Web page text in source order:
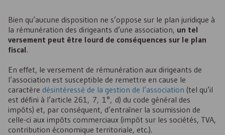
Bien qu’aucune disposition ne s’oppose sur le plan juridique à
la rémunération des dirigeants d’une association, un tel
versement peut être lourd de conséquences sur le plan
fiscal.
En effet, le versement de rémunération aux dirigeants de
l’association est susceptible de remettre en cause le
caractère désintéressé de la gestion de l’association (tel qu’il
est défini à l’article 261, 7, 1°, d) du code général des
impôts) et, par conséquent, d’entraîner la soumission de
celle-ci aux impôts commerciaux (impôt sur les sociétés, TVA,
contribution économique territoriale, etc.).